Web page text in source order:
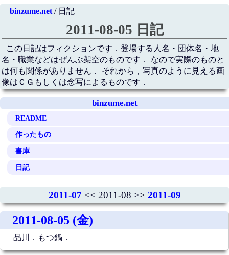
binzume.net/ 日記
2011-08-05 日記
この日記はフィクションです．登場する人名・団体名・地
名・職業などはぜんぶ架空のものです． なので実際のものと
は何も関係がありません． それから，写真のように見える画
像はＣＧもしくは念写によるものです．
binzume.net
README
作ったもの
書庫
日記
2011-07 << 2011-08 >> 2011-09
2011-08-05 (金)
品川．もつ鍋．